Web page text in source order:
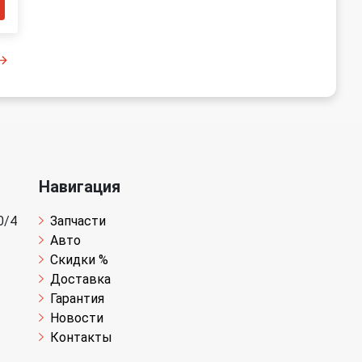
4
Навигация
Запчасти
Авто
Скидки %
Доставка
Гарантия
Новости
Контакты